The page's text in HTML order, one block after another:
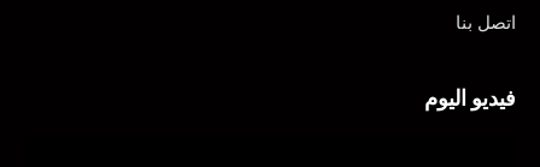
اتصل بنا
فيديو اليوم